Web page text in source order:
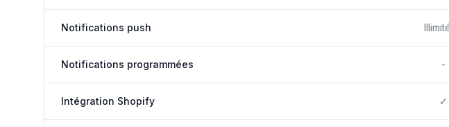
Notifications push
Notifications programmées -
Intégration Shopify ✓